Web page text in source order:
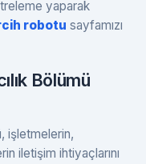
yaparak
robotu sayfamızı
Bölümü
işletmelerin,
iletişim ihtiyaçlarını